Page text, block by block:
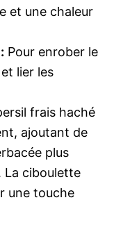
et une chaleur
Pour enrober le
lier les
frais haché
ajoutant de
plus
La ciboulette
une touche